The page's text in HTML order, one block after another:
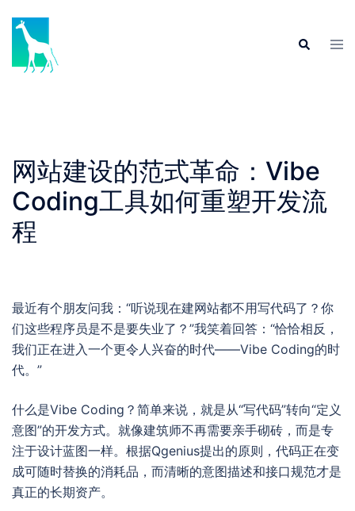
content
Search
网站建设的范式革命：Vibe
Coding工具如何重塑开发流
程
最近有个朋友问我：“听说现在建网站都不用写代码了？你
们这些程序员是不是要失业了？”我笑着回答：“恰恰相反，
我们正在进入一个更令人兴奋的时代——Vibe Coding的时
代。”
什么是Vibe Coding？简单来说，就是从“写代码”转向“定义
意图”的开发方式。就像建筑师不再需要亲手砌砖，而是专
注于设计蓝图一样。根据Qgenius提出的原则，代码正在变
成可随时替换的消耗品，而清晰的意图描述和接口规范才是
真正的长期资产。